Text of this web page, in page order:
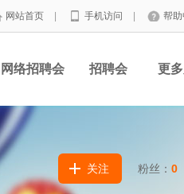
网站首页 手机访问 帮
网络招聘会 招聘会 更
关注 粉丝： 0